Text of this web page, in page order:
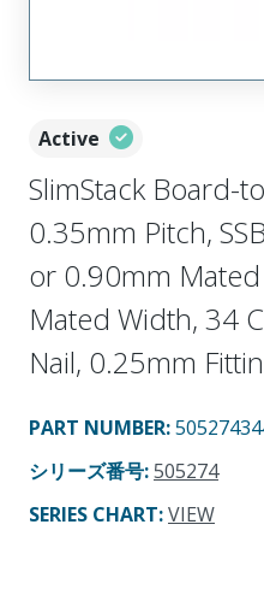
Active
SlimStack Board-
0.35mm Pitch,
or 0.90mm
Mated Width, 34
Nail, 0.25mm
PART NUMBER:
シリーズ番号:505274
SERIES CHART:VIEW